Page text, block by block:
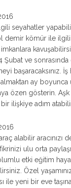
seyahatler
demir kömür ile
Şubat ve
başaracaksınız.
ay boyunca
özen gösterin.
ilişkiye adım
alabilir
ulu orta
etki eğitim
Özel
ile yeni bir eve